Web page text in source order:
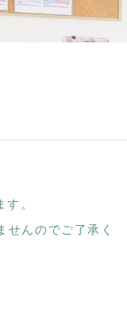
。
せんのでご了承く